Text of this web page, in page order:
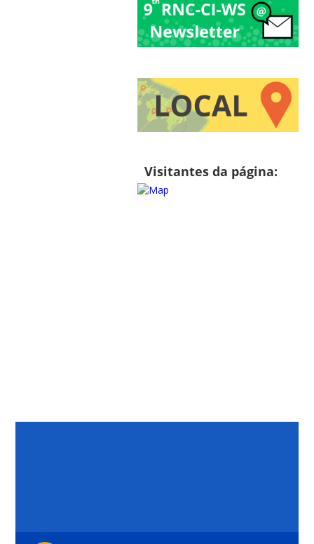
Visitantes da página: